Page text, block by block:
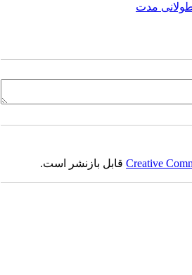
طولانی مدت
Creativeقابل بازنشر است.